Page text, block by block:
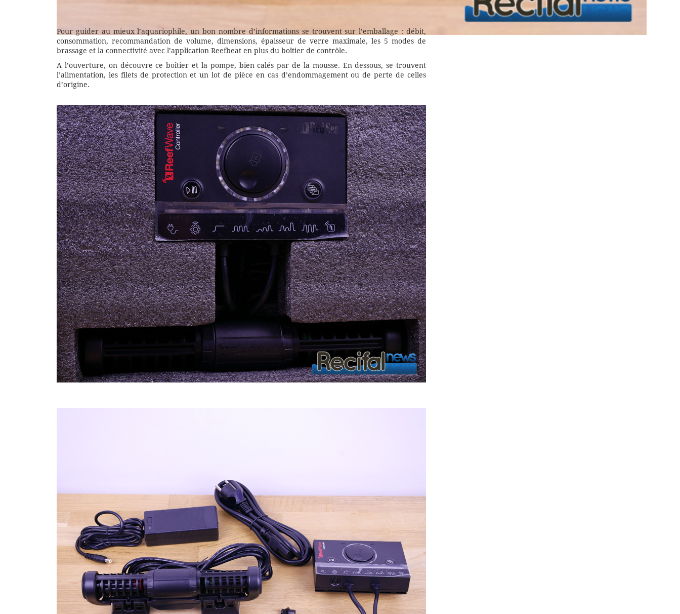
Pour guider au mieux l’aquariophile, un bon nombre d’informations se trouvent sur l’emballage : débit,
consommation, recommandation de volume, dimensions, épaisseur de verre maximale, les 5 modes de
brassage et la connectivité avec l’application Reefbeat en plus du boîtier de contrôle.
A l’ouverture, on découvre ce boîtier et la pompe, bien calés par de la mousse. En dessous, se trouvent
l’alimentation, les filets de protection et un lot de pièce en cas d’endommagement ou de perte de celles
d’origine.